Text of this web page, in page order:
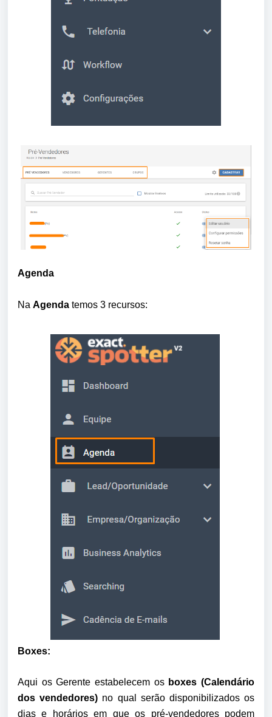
Agenda
Na Agenda temos 3 recursos:
Boxes:
Aqui os Gerente estabelecem os boxes (Calendário
dos vendedores) no qual serão disponibilizados os
dias e horários em que os pré-vendedores podem